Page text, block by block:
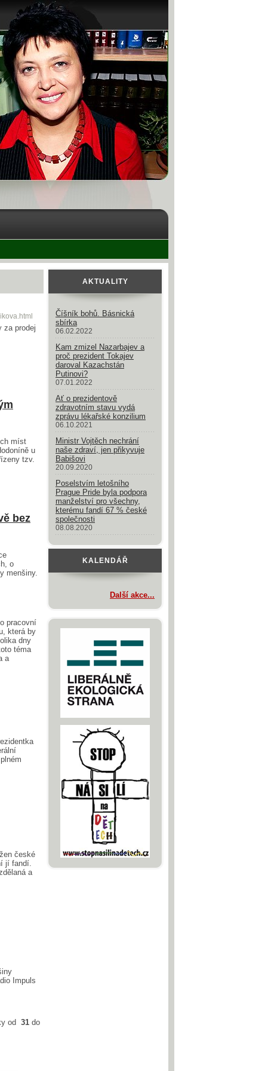
za prodej
míst
u
tzv.
bez
o
menšiny.
pracovní
která by
dny
téma
a
české
jí fandí.
a
Impuls
od 31do
AKTUALITY
Číšník bohů. Básnická
sbírka
06.02.2022
Kam zmizel Nazarbajev a
proč prezident Tokajev
daroval Kazachstán
Putinovi?
07.01.2022
Ať o prezidentově
zdravotním stavu vydá
zprávu lékařské konzilium
06.10.2021
Ministr Vojtěch nechrání
naše zdraví, jen přikyvuje
Babišovi
20.09.2020
Poselstvím letošního
Prague Pride byla podpora
manželství pro všechny,
kterému fandí 67 % české
společnosti
08.08.2020
KALENDÁŘ
Další akce...